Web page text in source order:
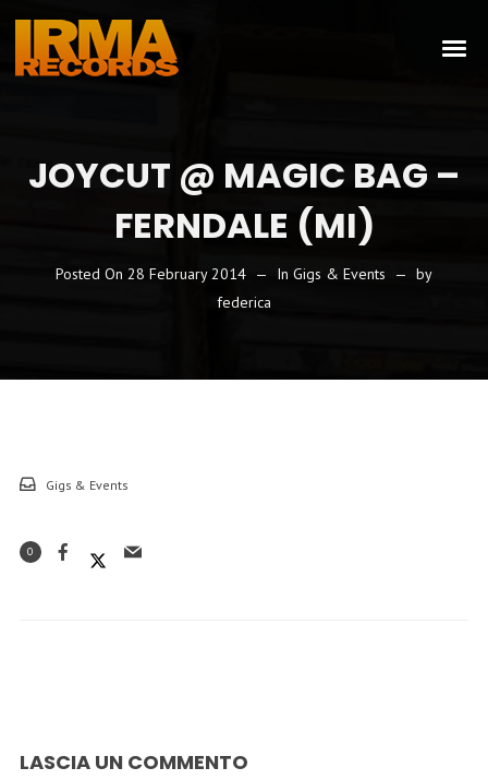
JOYCUT @ MAGIC BAG –
FERNDALE (MI)
Posted On 28 February 2014 In Gigs & Events
by
federica
Gigs & Events
0
LASCIA UN COMMENTO